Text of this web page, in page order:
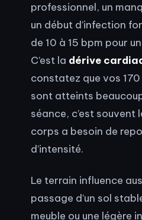
professionnel, un
un début d’infection
de 10 à 15 bpm pour
C’est la dérive
constatez que vos
sont atteints
séance, c’est souvent
corps a besoin de
d’intensité.
Le terrain influence
passage d’un sol
meuble ou une légère